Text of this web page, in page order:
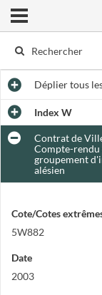
Ouvrir le menu
Dépliertous
Index W
Contrat de
Compte-rendu
groupement
alésien
Cote/Cotes
5W882
Date
2003